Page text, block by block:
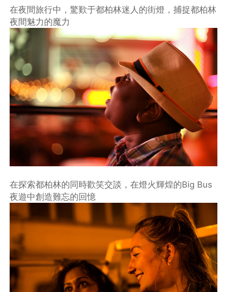
在夜間旅行中，驚歎于都柏林迷人的街燈，捕捉都柏林
夜間魅力的魔力
在探索都柏林的同時歡笑交談，在燈火輝煌的Big Bus
夜遊中創造難忘的回憶
不再提醒 下載APP